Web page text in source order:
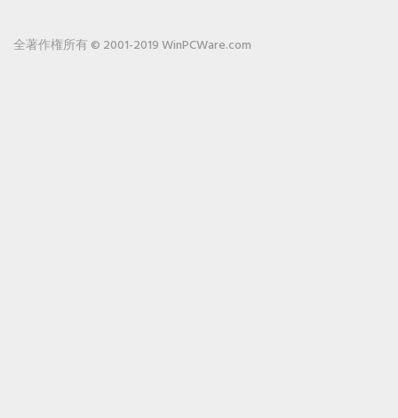
全著作権所有 © 2001-2019 WinPCWare.com